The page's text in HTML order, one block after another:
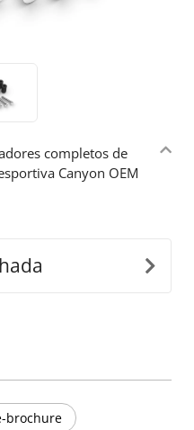
completos de
Canyon OEM
brochure